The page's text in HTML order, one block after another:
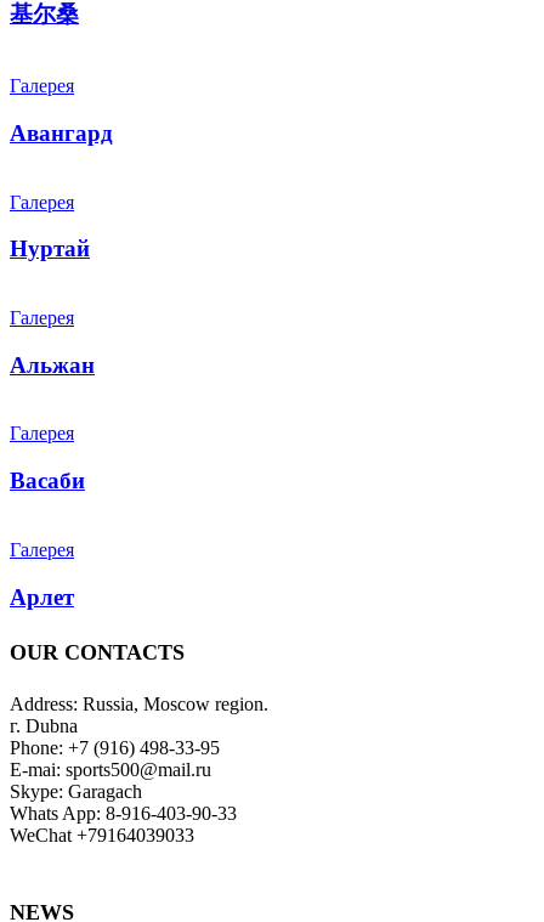
基尔桑
Галерея
Авангард
Галерея
Нуртай
Галерея
Альжан
Галерея
Васаби
Галерея
Арлет
OUR CONTACTS
Address: Russia, Moscow region.
г. Dubna
Phone: +7 (916) 498-33-95
E-mai: sports500@mail.ru
Skype: Garagach
Whats App: 8-916-403-90-33
WeChat +79164039033
NEWS